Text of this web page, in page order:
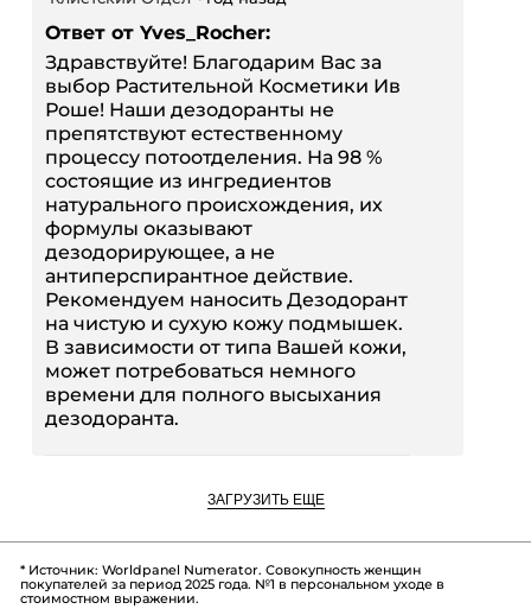
Ответ от Yves_Rocher:
Здравствуйте! Благодарим Вас за
выбор Растительной Косметики Ив
Роше! Наши дезодоранты не
препятствуют естественному
процессу потоотделения. На 98 %
состоящие из ингредиентов
натурального происхождения, их
формулы оказывают
дезодорирующее, а не
антиперспирантное действие.
Рекомендуем наносить Дезодорант
на чистую и сухую кожу подмышек.
В зависимости от типа Вашей кожи,
может потребоваться немного
времени для полного высыхания
дезодоранта.
ЗАГРУЗИТЬ ЕЩЕ
* Источник: Worldpanel Numerator. Совокупность женщин
покупателей за период 2025 года. №1 в персональном уходе в
стоимостном выражении.